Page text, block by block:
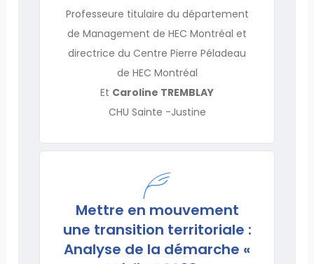
Professeure titulaire du département
de Management de HEC Montréal et
directrice du Centre Pierre Péladeau
de HEC Montréal
Et Caroline TREMBLAY
CHU Sainte -Justine
Mettre en mouvement
une transition territoriale :
Analyse de la démarche «